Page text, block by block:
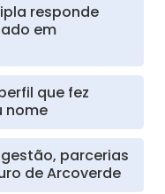
responde
em
que fez
nome
parcerias
de Arcoverde